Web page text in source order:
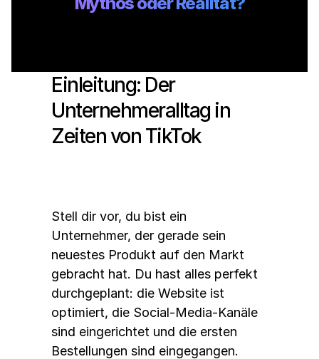
Einleitung: Der
Unternehmeralltag in
Zeiten von TikTok
Stell dir vor, du bist ein
Unternehmer, der gerade sein
neuestes Produkt auf den Markt
gebracht hat. Du hast alles perfekt
durchgeplant: die Website ist
optimiert, die Social-Media-Kanäle
sind eingerichtet und die ersten
Bestellungen sind eingegangen.